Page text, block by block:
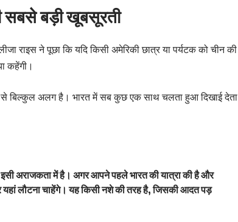
सबसे बड़ी खूबसूरती
राइस ने पूछा कि यदि किसी अमेरिकी छात्र या पर्यटक को चीन की
कहेंगी।
से बिल्कुल अलग है। भारत में सब कुछ एक साथ चलता हुआ दिखाई देता
अराजकता में है। अगर आपने पहले भारत की यात्रा की है और
लौटना चाहेंगे। यह किसी नशे की तरह है, जिसकी आदत पड़